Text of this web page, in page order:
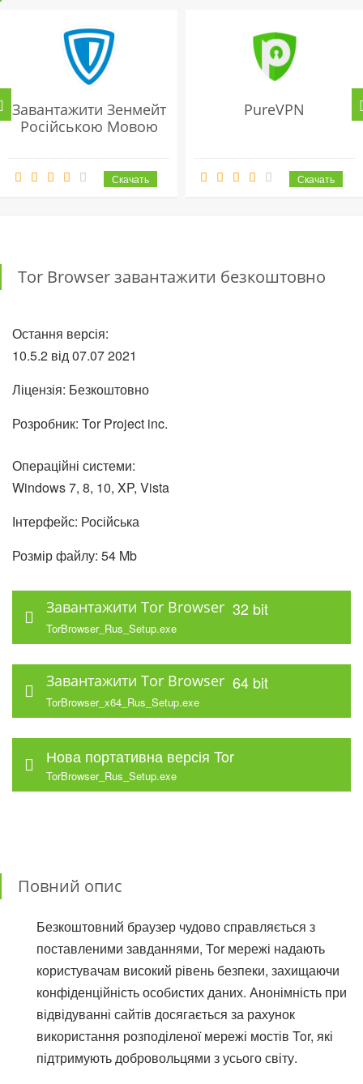
Завантажити Зенмейт
Російською Мовою
PureVPN
Tor Browser завантажити безкоштовно
Остання версія:
10.5.2 від07.072021
Ліцензія: Безкоштовно
Розробник: Tor Project inc.
Операційні системи:
Windows 7, 8, 10, XP, Vista
Інтерфейс: Російська
Розмір файлу: 54 Mb
Завантажити Tor Browser 32 bit
TorBrowser_Rus_Setup.exe
Завантажити Tor Browser 64 bit
TorBrowser_x64_Rus_Setup.exe
Нова портативна версія Tor
TorBrowser_Rus_Setup.exe
Повний опис
Безкоштовний браузер чудово справляється з
поставленими завданнями, Tor мережі надають
користувачам високий рівень безпеки, захищаючи
конфіденційність особистих даних. Анонімність при
відвідуванні сайтів досягається за рахунок
використання розподіленої мережі мостів Tor, які
підтримують добровольцями з усього світу.